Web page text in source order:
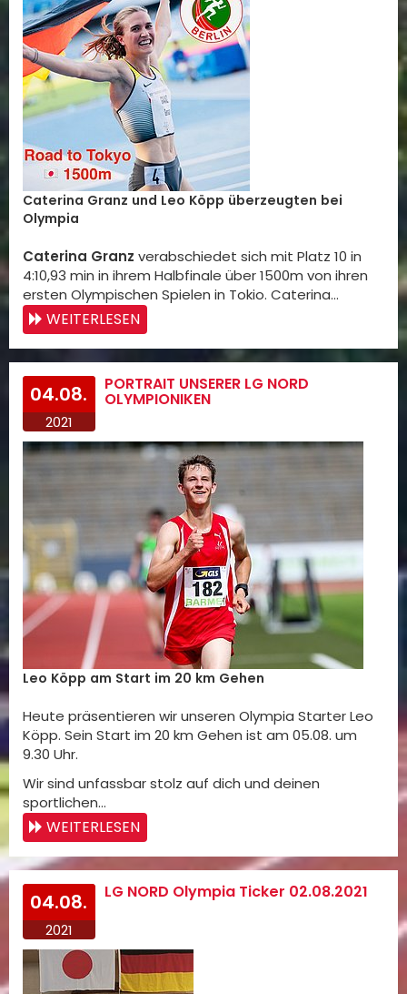
Caterina Granz und Leo Köpp überzeugten bei
Olympia
Caterina Granz verabschiedet sich mit Platz 10 in
4:10,93 min in ihrem Halbfinale über 1500m von ihren
ersten Olympischen Spielen in Tokio. Caterina…
WEITERLESEN
04.08.
2021
PORTRAIT UNSERER LG NORD
OLYMPIONIKEN
Leo Köpp am Start im 20 km Gehen
Heute präsentieren wir unseren Olympia Starter Leo
Köpp. Sein Start im 20 km Gehen ist am 05.08. um
9.30 Uhr.
Wir sind unfassbar stolz auf dich und deinen
sportlichen…
WEITERLESEN
04.08.
2021
LG NORD Olympia Ticker 02.08.2021